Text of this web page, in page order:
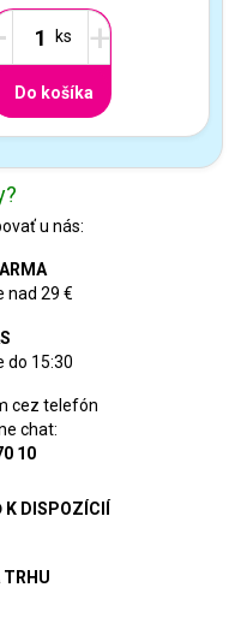
+
Do košíka
u nás:
nad 29 €
do 15:30
cez telefón
chat:
10
DISPOZÍCIÍ
TRHU